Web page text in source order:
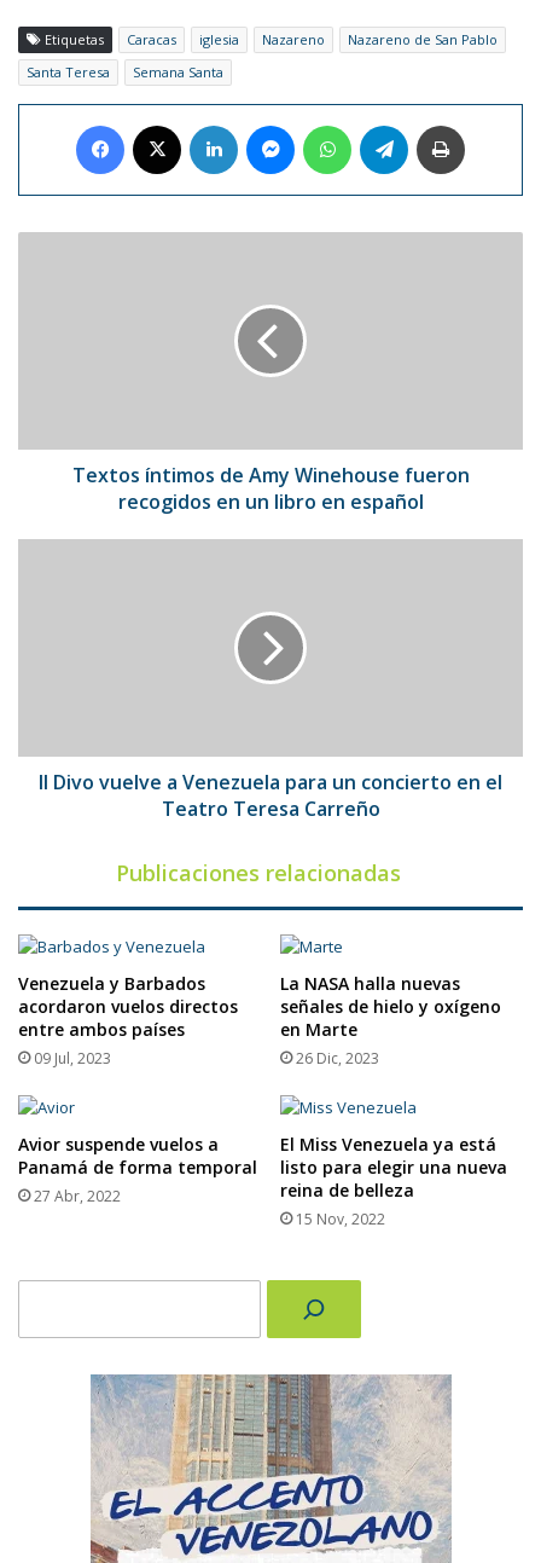
Etiquetas Caracas iglesia Nazareno
Nazareno de San Pablo
Santa Teresa
Semana Santa
Facebook LinkedIn MessengerWhatsAppTelegram
un
Textos íntimos de Amy Winehouse fueron
recogidos en un libro en español
en
Il Divo vuelve a Venezuela para un concierto en el
Teatro Teresa Carreño
Publicaciones relacionadas
Venezuela y Barbados
acordaron vuelos directos
entre ambos países
09 Jul, 2023
La NASA halla nuevas
señales de hielo y oxígeno
en Marte
26 Dic, 2023
Avior suspende vuelos a
Panamá de forma temporal
27 Abr, 2022
El Miss Venezuela ya está
listo para elegir una nueva
reina de belleza
15 Nov, 2022